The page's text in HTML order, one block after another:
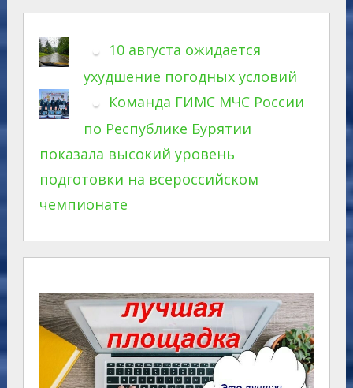
10 августа ожидается
ухудшение погодных условий
Команда ГИМС МЧС России
по Республике Бурятии
показала высокий уровень
подготовки на всероссийском
чемпионате